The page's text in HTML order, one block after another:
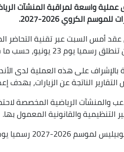
عملية واسعة لمراقبة المنشآت
الكروي 2026-2027
.
عقد أمس السبت عبر تقنية
جاء في بيان الهيئة الكروية.
على هذه العملية لدى
الناتجة عن الزيارات، بهدف
والمنشآت الرياضية المخصصة
التنظيمية والقانونية المعمول بها.